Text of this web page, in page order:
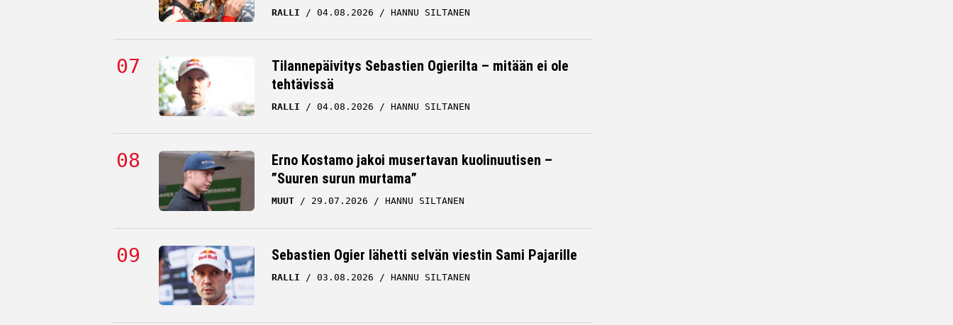
RALLI 04.08.2026 HANNU SILTANEN
Tilannepäivitys Sebastien Ogierilta – mitään ei ole
tehtävissä
RALLI 04.08.2026 HANNU SILTANEN
Erno Kostamo jakoi musertavan kuolinuutisen –
”Suuren surun murtama”
MUUT 29.07.2026 HANNU SILTANEN
Sebastien Ogier lähetti selvän viestin Sami Pajarille
RALLI 03.08.2026 HANNU SILTANEN